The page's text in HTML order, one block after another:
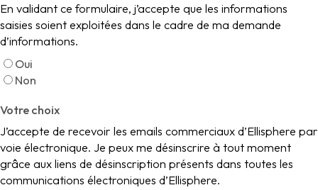
En validant ce formulaire, j’accepte que les informations
saisies soient exploitées dans le cadre de ma demande
d’informations.
Oui
Non
Votre choix
J’accepte de recevoir les emails commerciaux d’Ellisphere par
voie électronique. Je peux me désinscrire à tout moment
grâce aux liens de désinscription présents dans toutes les
communications électroniques d’Ellisphere.